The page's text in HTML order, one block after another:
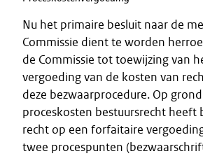
Nu het primaire besluit naar de
Commissie dient te worden
de Commissie tot toewijzing van
vergoeding van de kosten van
deze bezwaarprocedure. Op
proceskosten bestuursrecht heeft
recht op een forfaitaire
twee procespunten